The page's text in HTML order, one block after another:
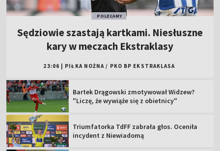
POLECAMY
Sędziowie szastają kartkami. Niesłuszne
kary w meczach Ekstraklasy
23:06 PIŁKA NOŻNA / PKO BP EKSTRAKLASA
Bartek Drągowski zmotywował Widzew?
"Liczę, że wywiąże się z obietnicy"
Triumfatorka TdFF zabrała głos. Oceniła
incydent z Niewiadomą